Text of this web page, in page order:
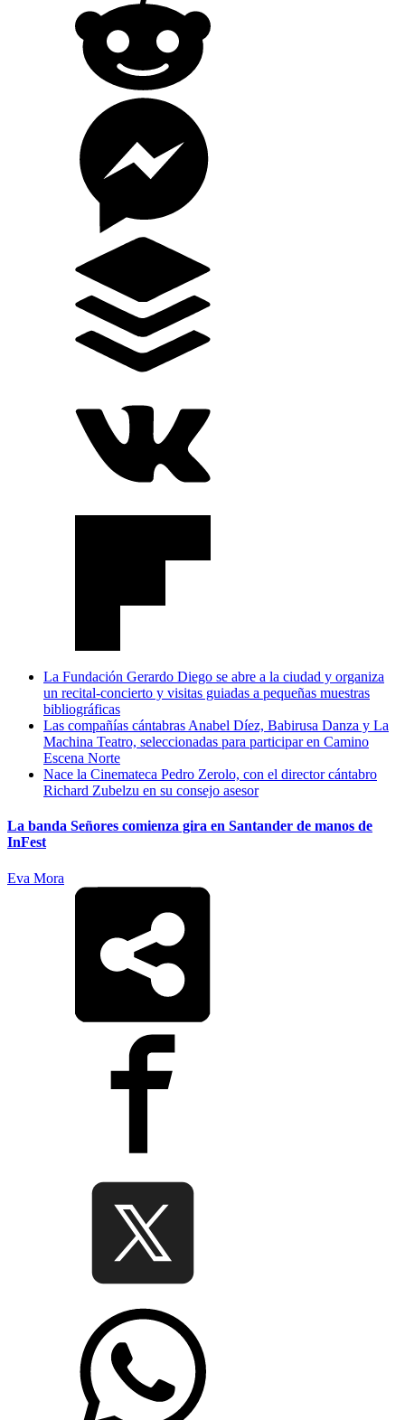
La Fundación Gerardo Diego se abre a la ciudad y organiza
un recital-concierto y visitas guiadas a pequeñas muestras
bibliográficas
Las compañías cántabras Anabel Díez, Babirusa Danza y La
Machina Teatro, seleccionadas para participar en Camino
Escena Norte
Nace la Cinemateca Pedro Zerolo, con el director cántabro
Richard Zubelzu en su consejo asesor
La banda Señores comienza gira en Santander de manos de
InFest
Eva Mora